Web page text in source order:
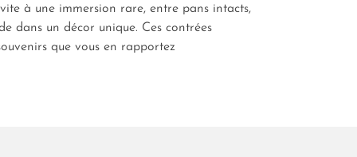
à une immersion rare, entre pans intacts,
dans un décor unique. Ces contrées
que vous en rapportez